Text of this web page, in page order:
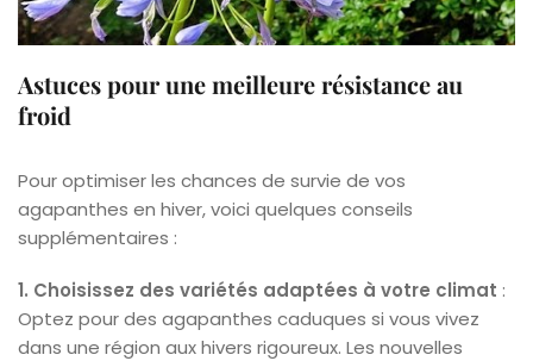
Astuces pour une meilleure résistance au
froid
Pour optimiser les chances de survie de vos
agapanthes en hiver, voici quelques conseils
supplémentaires :
1. Choisissez des variétés adaptées à votre climat :
Optez pour des agapanthes caduques si vous vivez
dans une région aux hivers rigoureux. Les nouvelles